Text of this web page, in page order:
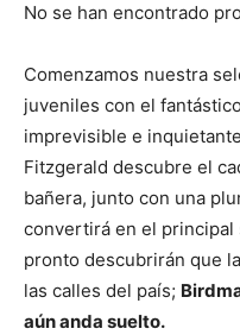
No se han encontrado
Comenzamos nuestra
juveniles con el
imprevisible e
Fitzgerald descubre el
bañera, junto con una
convertirá en el
pronto descubrirán que
las calles del país;
aún anda suelto.